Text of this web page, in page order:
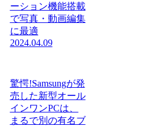
ーション機能搭載
で写真・動画編集
に最適
2024.04.09
驚愕!Samsungが発
売した新型オール
インワンPCは、
まるで別の有名ブ